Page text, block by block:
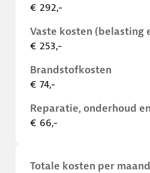
€ 292,-
Vaste kosten (belasting
€ 253,-
Brandstofkosten
€ 74,-
Reparatie, onderhoud
€ 66,-
Totale kosten per maand